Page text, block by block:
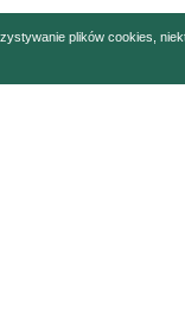
plików cookies,